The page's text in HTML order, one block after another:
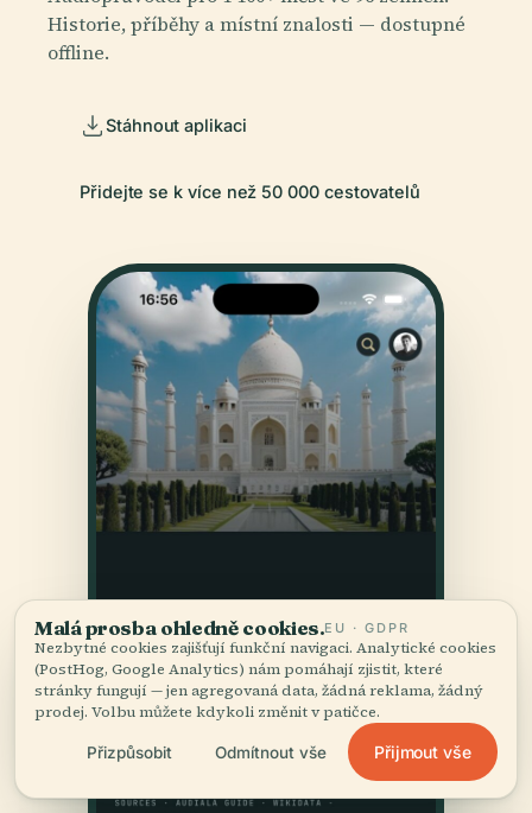
Historie, příběhy a místní znalosti — dostupné
offline.
Stáhnout aplikaci
Přidejte se k více než 50 000 cestovatelů
Malá prosba ohledně cookies.EU · GDPR
Nezbytné cookies zajišťují funkční navigaci. Analytické cookies
(PostHog, Google Analytics) nám pomáhají zjistit, které
stránky fungují — jen agregovaná data, žádná reklama, žádný
prodej. Volbu můžete kdykoli změnit v patičce.
Přizpůsobit Odmítnout vše Přijmout vše